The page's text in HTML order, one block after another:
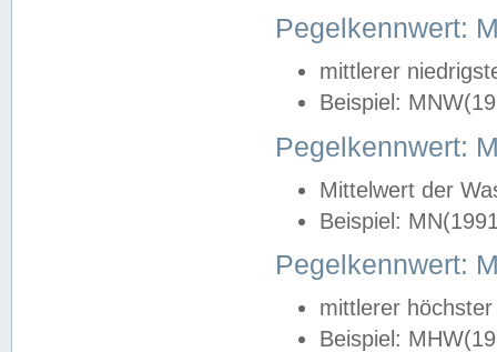
Pegelkennwert:
mittlerer
Beispiel:
Pegelkennwert:
Mittelwert der
Beispiel:
Pegelkennwert:
mittlerer
Beispiel: